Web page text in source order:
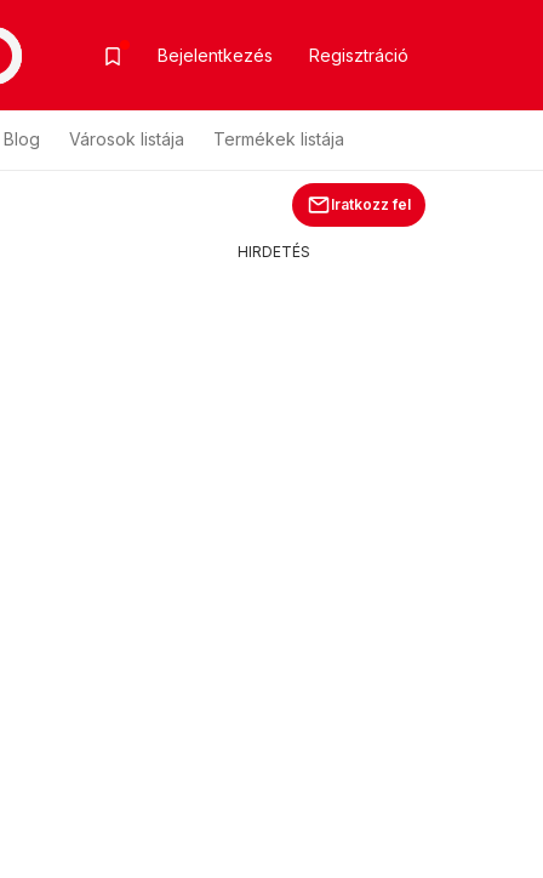
Bejelentkezés Regisztráció
Blog Városok listája Termékek listája
Iratkozz fel
HIRDETÉS